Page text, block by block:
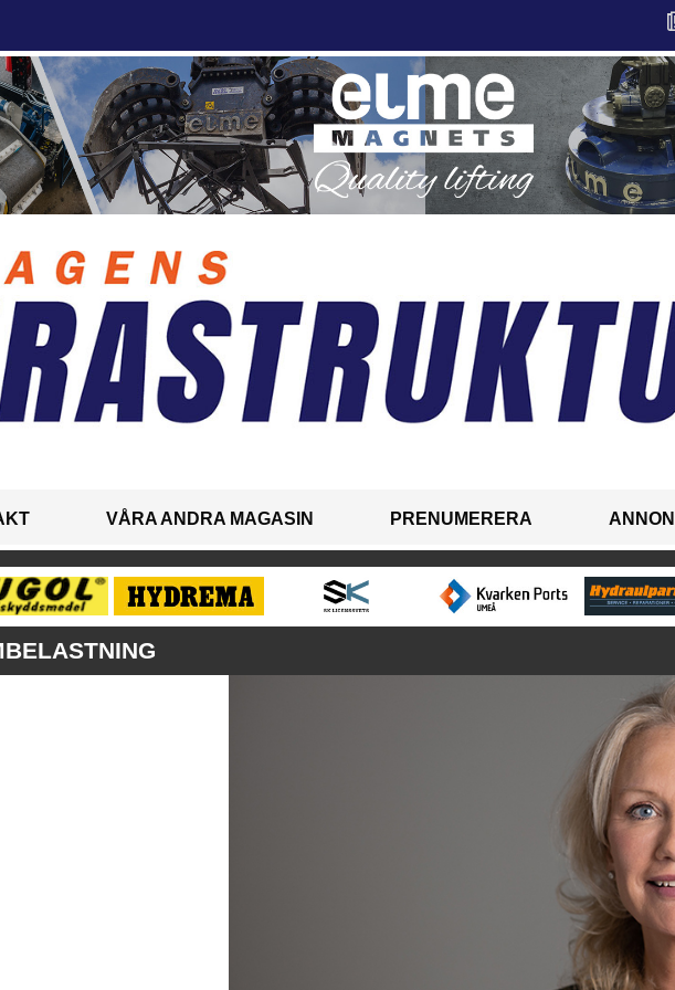
VÅRA ANDRA MAGASIN PRENUMERERA